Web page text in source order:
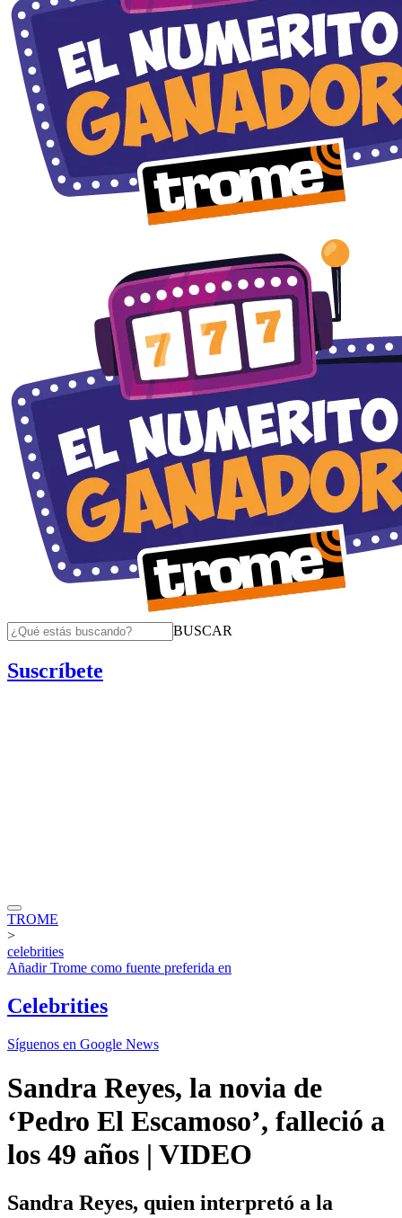
BUSCAR
Suscríbete
TROME
>
celebrities
AñadirTrome como fuente preferida en
Celebrities
Síguenos en Google News
Sandra Reyes, la novia de
‘Pedro El Escamoso’, falleció a
los 49 años | VIDEO
Sandra Reyes, quien interpretó a la